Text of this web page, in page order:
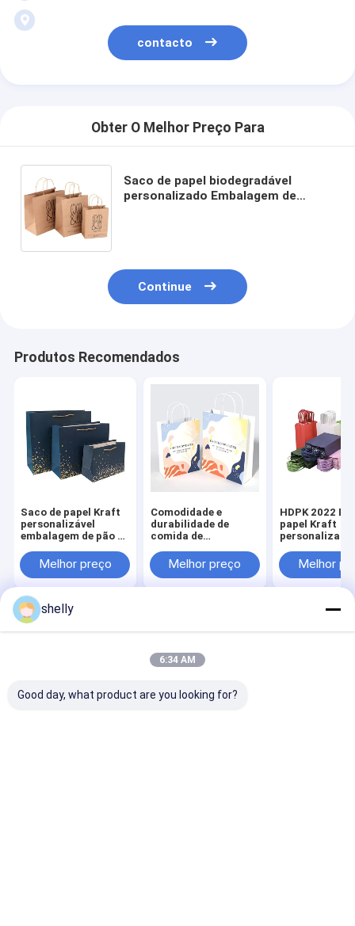
contacto
Obter O Melhor Preço Para
Saco de papel biodegradável
personalizado Embalagem de
Continue
Produtos Recomendados
Saco de papel Kraft
personalizável
embalagem de pão e
levar embalagem de
alimentos impressão
descartável
Melhor preço
Comodidade e
durabilidade de
comida de
Carregar Bolsa de
papel Kraft
Melhor preço
HDPK 2022
papel Kraft
pessoalMelhor
Site
Conosco
Site
Mapa do Site
Privacy Policy
Reserved.
shelly
6:34 AM
Good day, what product are you looking for?